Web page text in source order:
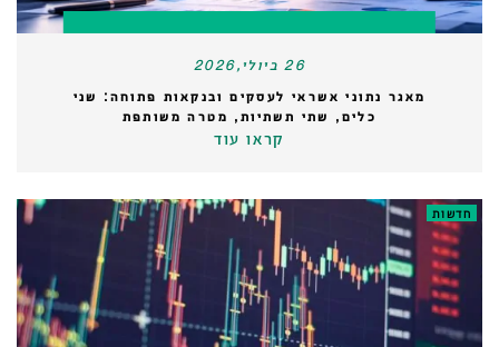
26 ביולי,2026
מאגר נתוני אשראי לעסקים ובנקאות פתוחה: שני
כלים, שתי תשתיות, מטרה משותפת
קראו עוד
חדשות